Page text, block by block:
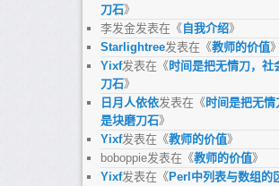
刀石》
李发金发表在《 自我介绍》
Starlightree发表在《教师的价值》
Yixf发表在《 时间是把无情刀，社
刀石》
日月人依依发表在《 时间是把无
是块磨刀石》
Yixf发表在《教师的价值》
boboppie发表在《教师的价值》
Yixf发表在《 Perl中列表与数组的